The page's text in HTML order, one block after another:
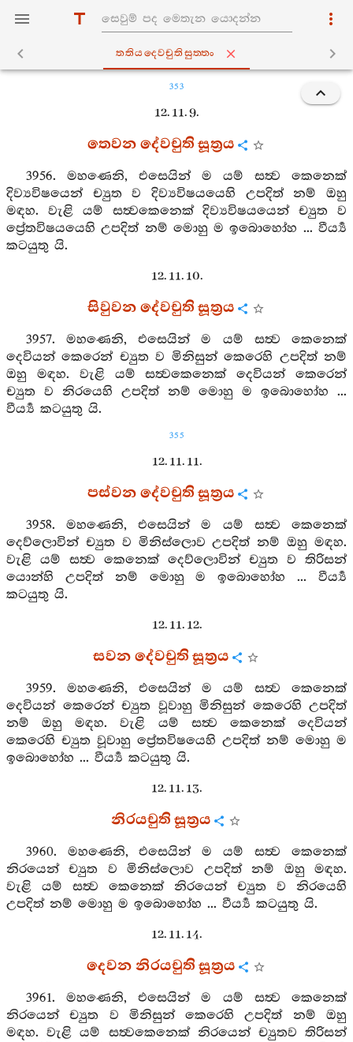
තතියදෙවචුතිසුත‍්තං
353
12. 11. 9.
තෙවන දේවචුති සූත්‍රය
3956. මහණෙනි, එසෙයින් ම යම් සත්‍ව කෙනෙක්
දිව්‍යවිෂයෙන් ච්‍යුත ව දිව්‍යවිෂයයෙහි උපදිත් නම් ඔහු
මඳහ. වැළි යම් සත්‍වකෙනෙක් දිව්‍යවිෂයයෙන් ච්‍යුත ව
ප්‍රේතවිෂයයෙහි උපදිත් නම් මොහු ම ඉබොහෝහ ... වීර්‍ය්‍ය
කටයුතු යි.
12. 11. 10.
සිවුවන දේවචුති සූත්‍රය
3957. මහණෙනි, එසෙයින් ම යම් සත්‍ව කෙනෙක්
දෙවියන් කෙරෙන් ච්‍යුත ව මිනිසුන් කෙරෙහි උපදිත් නම්
ඔහු මඳහ. වැළි යම් සත්‍වකෙනෙක් දෙවියන් කෙරෙන්
ච්‍යුත ව නිරයෙහි උපදිත් නම් මොහු ම ඉබොහෝහ ...
වීර්‍ය්‍ය කටයුතු යි.
355
12. 11. 11.
පස්වන දේවචුති සූත්‍රය
3958. මහණෙනි, එසෙයින් ම යම් සත්‍ව කෙනෙක්
දෙව්ලොවින් ච්‍යුත ව මිනිස්ලොව උපදිත් නම් ඔහු මඳහ.
වැළි යම් සත්‍ව කෙනෙක් දෙව්ලොවින් ච්‍යුත ව තිරිසන්
යොන්හි උපදිත් නම් මොහු ම ඉබොහෝහ ... වීර්‍ය්‍ය
කටයුතු යි.
12. 11. 12.
සවන දේවචුති සූත්‍රය
3959. මහණෙනි, එසෙයින් ම යම් සත්‍ව කෙනෙක්
දෙවියන් කෙරෙන් ච්‍යුත වූවාහු මිනිසුන් කෙරෙහි උපදිත්
නම් ඔහු මඳහ. වැළි යම් සත්‍ව කෙනෙක් දෙවියන්
කෙරෙහි ච්‍යුත වූවාහු ප්‍රේතවිෂයෙහි උපදිත් නම් මොහු ම
ඉබොහෝහ ... වීර්‍ය්‍ය කටයුතු යි.
12. 11. 13.
නිරයචුති සූත්‍රය
3960. මහණෙනි, එසෙයින් ම යම් සත්‍ව කෙනෙක්
නිරයෙන් ච්‍යුත ව මිනිස්ලොව උපදිත් නම් ඔහු මඳහ.
වැළි යම් සත්‍ව කෙනෙක් නිරයෙන් ච්‍යුත ව නිරයෙහි
උපදිත් නම් මොහු ම ඉබොහෝහ ... වීර්‍ය්‍ය කටයුතු යි.
12. 11. 14.
දෙවන නිරයචුති සූත්‍රය
3961. මහණෙනි, එසෙයින් ම යම් සත්‍ව කෙනෙක්
නිරයෙන් ච්‍යුත ව මිනිසුන් කෙරෙහි උපදිත් නම් ඔහු
මඳහ. වැළි යම් සත්‍වකෙනෙක් නිරයෙන් ච්‍යුතව තිරිසන්